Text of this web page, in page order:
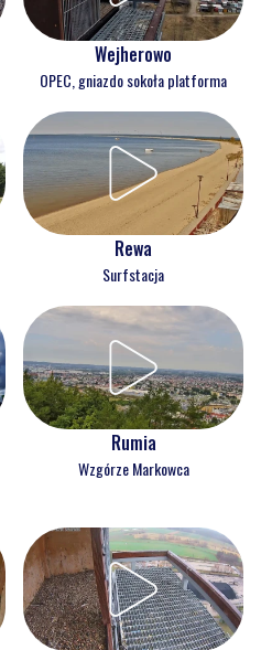
Wejherowo
OPEC, gniazdo sokoła platforma
Rewa
Surfstacja
Rumia
Wzgórze Markowca